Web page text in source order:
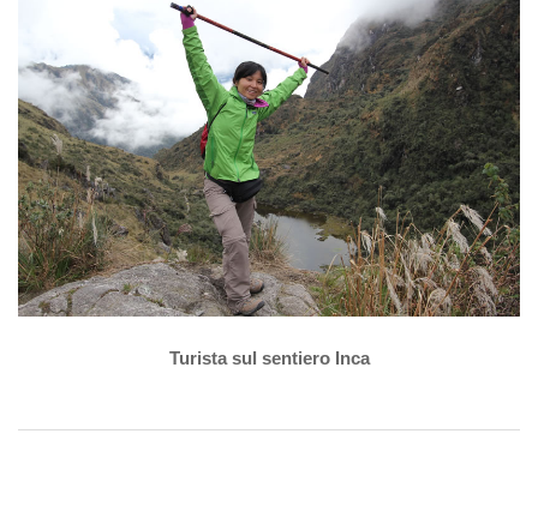
Turista sul sentiero Inca